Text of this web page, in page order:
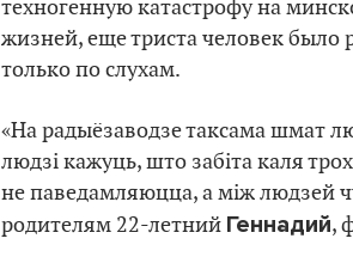
техногенную катастрофу на
жизней, еще триста человек
только по слухам.
«На радыёзаводзе таксама шмат
людзі кажуць, што забіта каля
не паведамляюцца, а між людзей
родителям 22-летний Геннадий,